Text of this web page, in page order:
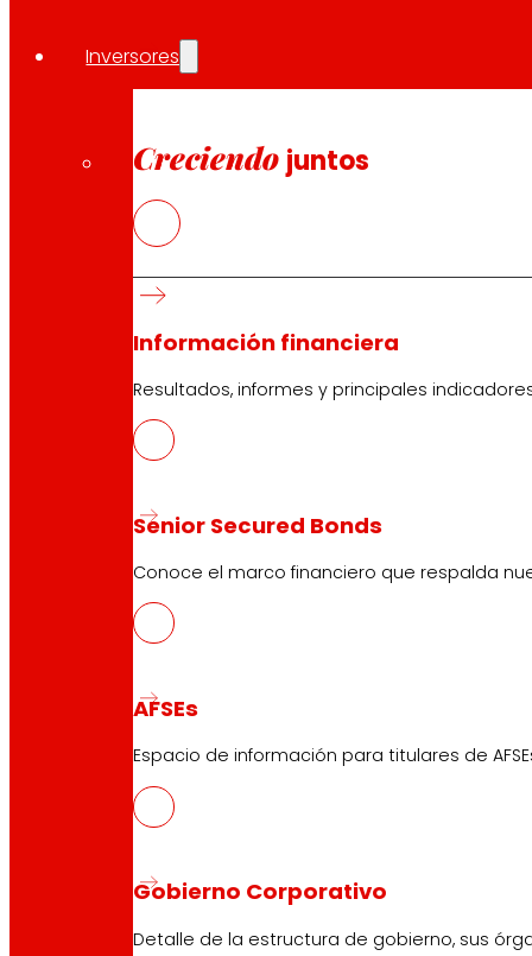
Inversores
Creciendo juntos
Información financiera
Resultados, informes y principales
Senior Secured Bonds
Conoce el marco financiero que respalda
AFSEs
Espacio de información para titulares de
Gobierno Corporativo
Detalle de la estructura de gobierno, sus